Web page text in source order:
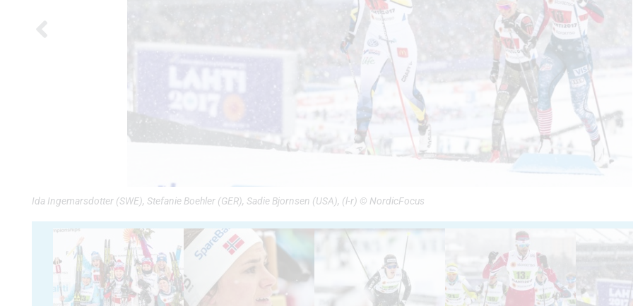
Ida Ingemarsdotter (SWE), Stefanie Boehler (GER), Sadie Bjornsen (USA), (l-r) © NordicFocus